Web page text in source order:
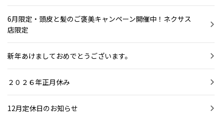
6月限定・頭皮と髪のご褒美キャンペーン開催中！ネクサス
店限定
新年あけましておめでとうございます。
２０２６年正月休み
12月定休日のお知らせ